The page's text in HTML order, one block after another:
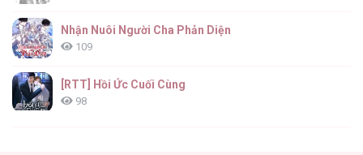
Nhận Nuôi Người Cha Phản Diện
109
[RTT] Hồi Ức Cuối Cùng
98